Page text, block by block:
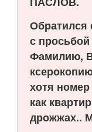
Обратился
с
Фамилию,
хотя
как
дрожжах..